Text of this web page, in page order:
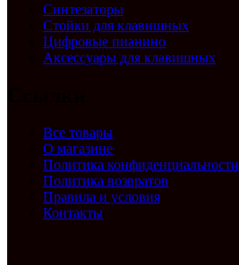
Синтезаторы
Стойки для клавишных
Цифровые пианино
Аксессуары для клавишных
Все товары
О магазине
Политика конфиденциальности
Политика возвратов
Правила и условия
Контакты